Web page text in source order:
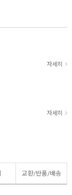
자세히
자세히
교환/반품/배송